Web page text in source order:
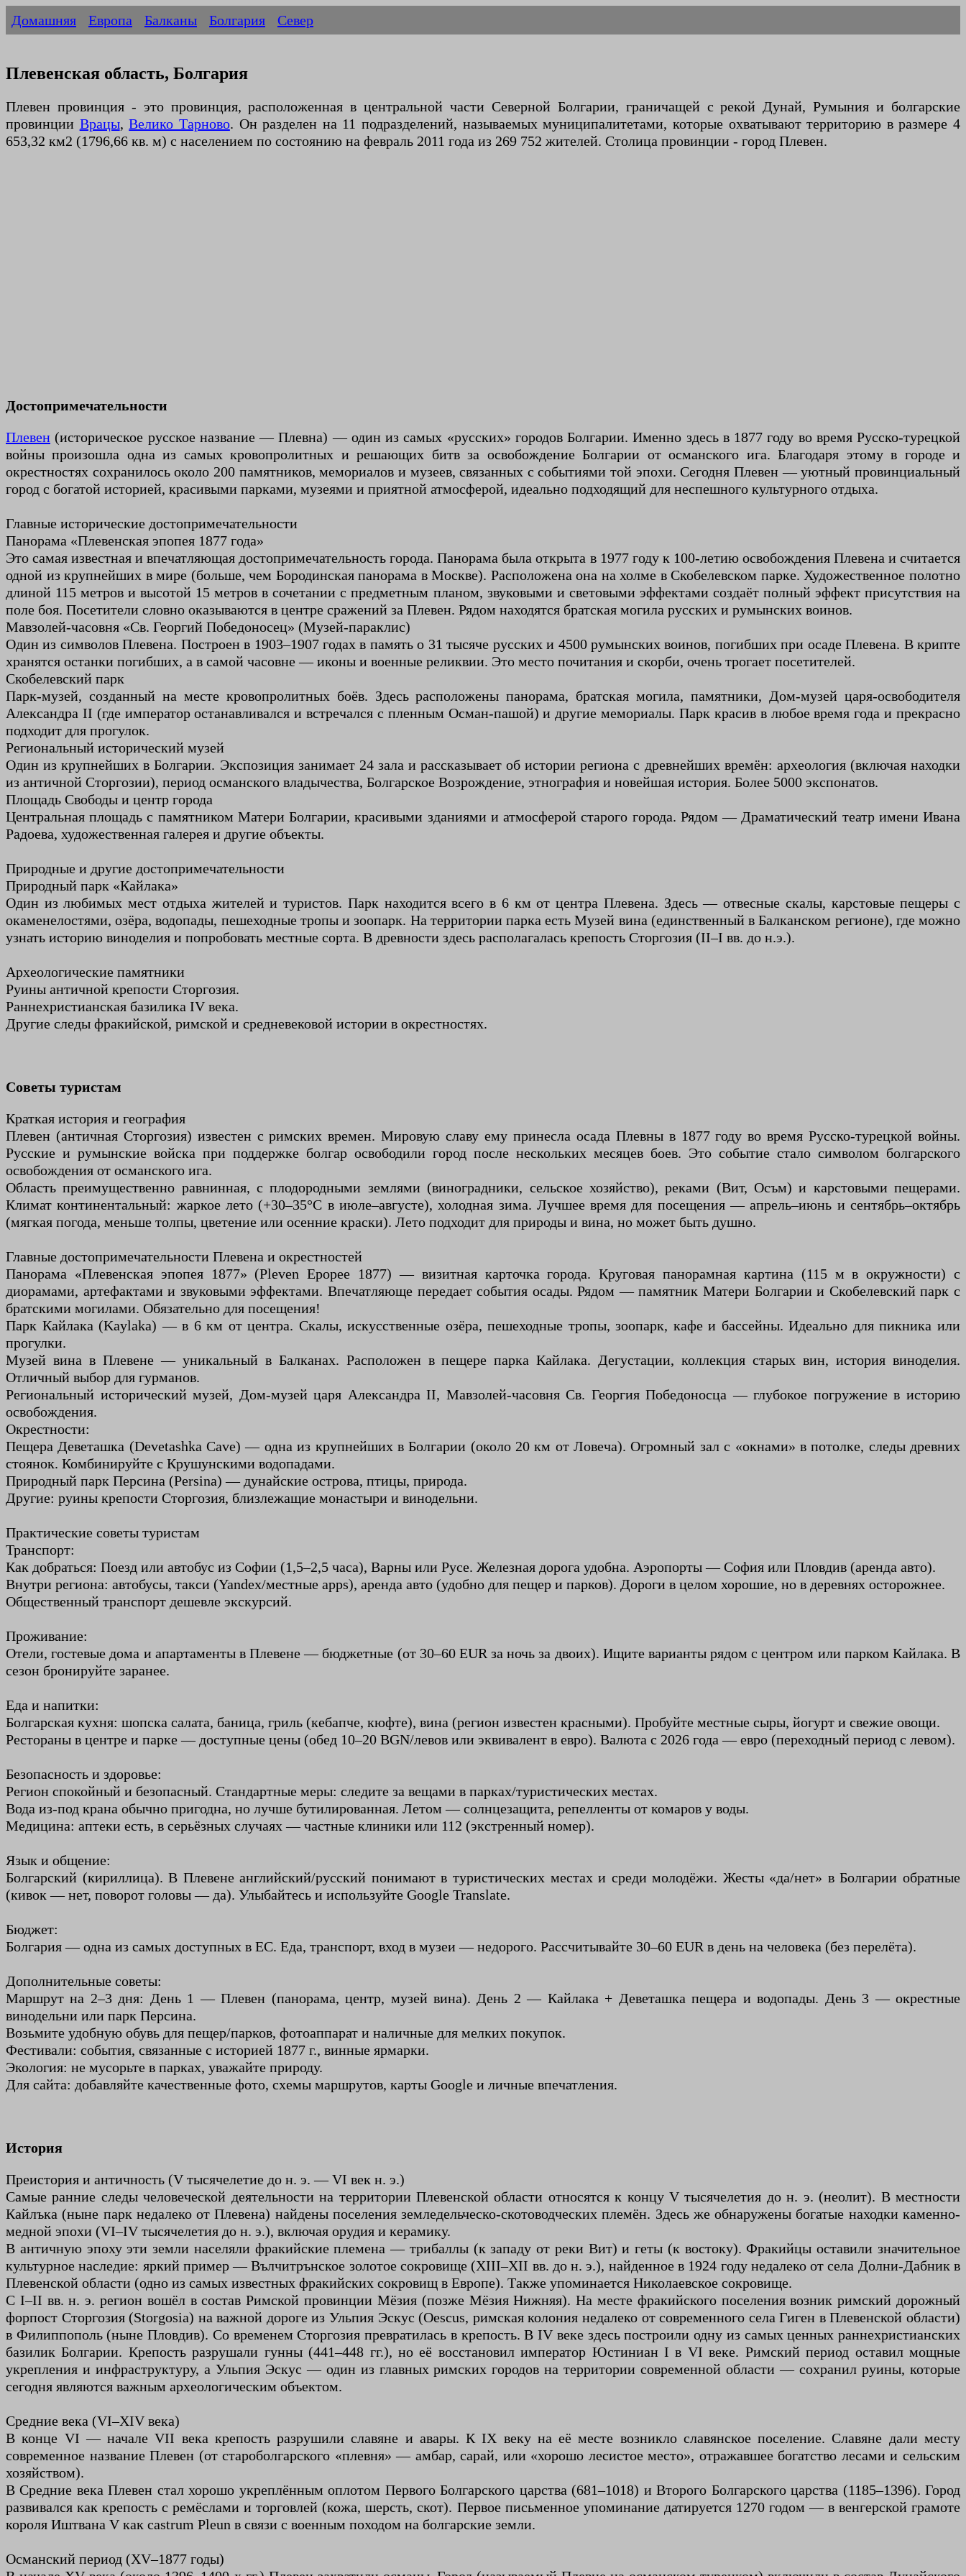
Домашняя Европа Балканы Болгария Север
Плевенская область, Болгария
Плевен провинция - это провинция, расположенная в центральной части Северной Болгарии, граничащей с рекой Дунай, Румыния и болгарские
провинции Врацы,Велико Тарново. Он разделен на 11 подразделений, называемых муниципалитетами, которые охватывают территорию в размере 4
653,32 км2 (1796,66 кв. м) с населением по состоянию на февраль 2011 года из 269 752 жителей. Столица провинции - город Плевен.
Достопримечательности
Плевен (историческое русское название — Плевна) — один из самых «русских» городов Болгарии. Именно здесь в 1877 году во время Русско-турецкой
войны произошла одна из самых кровопролитных и решающих битв за освобождение Болгарии от османского ига. Благодаря этому в городе и
окрестностях сохранилось около 200 памятников, мемориалов и музеев, связанных с событиями той эпохи. Сегодня Плевен — уютный провинциальный
город с богатой историей, красивыми парками, музеями и приятной атмосферой, идеально подходящий для неспешного культурного отдыха.
Главные исторические достопримечательности
Панорама «Плевенская эпопея 1877 года»
Это самая известная и впечатляющая достопримечательность города. Панорама была открыта в 1977 году к 100-летию освобождения Плевена и считается
одной из крупнейших в мире (больше, чем Бородинская панорама в Москве). Расположена она на холме в Скобелевском парке. Художественное полотно
длиной 115 метров и высотой 15 метров в сочетании с предметным планом, звуковыми и световыми эффектами создаёт полный эффект присутствия на
поле боя. Посетители словно оказываются в центре сражений за Плевен. Рядом находятся братская могила русских и румынских воинов.
Мавзолей-часовня «Св. Георгий Победоносец» (Музей-параклис)
Один из символов Плевена. Построен в 1903–1907 годах в память о 31 тысяче русских и 4500 румынских воинов, погибших при осаде Плевена. В крипте
хранятся останки погибших, а в самой часовне — иконы и военные реликвии. Это место почитания и скорби, очень трогает посетителей.
Скобелевский парк
Парк-музей, созданный на месте кровопролитных боёв. Здесь расположены панорама, братская могила, памятники, Дом-музей царя-освободителя
Александра II (где император останавливался и встречался с пленным Осман-пашой) и другие мемориалы. Парк красив в любое время года и прекрасно
подходит для прогулок.
Региональный исторический музей
Один из крупнейших в Болгарии. Экспозиция занимает 24 зала и рассказывает об истории региона с древнейших времён: археология (включая находки
из античной Сторгозии), период османского владычества, Болгарское Возрождение, этнография и новейшая история. Более 5000 экспонатов.
Площадь Свободы и центр города
Центральная площадь с памятником Матери Болгарии, красивыми зданиями и атмосферой старого города. Рядом — Драматический театр имени Ивана
Радоева, художественная галерея и другие объекты.
Природные и другие достопримечательности
Природный парк «Кайлака»
Один из любимых мест отдыха жителей и туристов. Парк находится всего в 6 км от центра Плевена. Здесь — отвесные скалы, карстовые пещеры с
окаменелостями, озёра, водопады, пешеходные тропы и зоопарк. На территории парка есть Музей вина (единственный в Балканском регионе), где можно
узнать историю виноделия и попробовать местные сорта. В древности здесь располагалась крепость Сторгозия (II–I вв. до н.э.).
Археологические памятники
Руины античной крепости Сторгозия.
Раннехристианская базилика IV века.
Другие следы фракийской, римской и средневековой истории в окрестностях.
Советы туристам
Краткая история и география
Плевен (античная Сторгозия) известен с римских времен. Мировую славу ему принесла осада Плевны в 1877 году во время Русско-турецкой войны.
Русские и румынские войска при поддержке болгар освободили город после нескольких месяцев боев. Это событие стало символом болгарского
освобождения от османского ига.
Область преимущественно равнинная, с плодородными землями (виноградники, сельское хозяйство), реками (Вит, Осъм) и карстовыми пещерами.
Климат континентальный: жаркое лето (+30–35°C в июле–августе), холодная зима. Лучшее время для посещения — апрель–июнь и сентябрь–октябрь
(мягкая погода, меньше толпы, цветение или осенние краски). Лето подходит для природы и вина, но может быть душно.
Главные достопримечательности Плевена и окрестностей
Панорама «Плевенская эпопея 1877» (Pleven Epopee 1877) — визитная карточка города. Круговая панорамная картина (115 м в окружности) с
диорамами, артефактами и звуковыми эффектами. Впечатляюще передает события осады. Рядом — памятник Матери Болгарии и Скобелевский парк с
братскими могилами. Обязательно для посещения!
Парк Кайлака (Kaylaka) — в 6 км от центра. Скалы, искусственные озёра, пешеходные тропы, зоопарк, кафе и бассейны. Идеально для пикника или
прогулки.
Музей вина в Плевене — уникальный в Балканах. Расположен в пещере парка Кайлака. Дегустации, коллекция старых вин, история виноделия.
Отличный выбор для гурманов.
Региональный исторический музей, Дом-музей царя Александра II, Мавзолей-часовня Св. Георгия Победоносца — глубокое погружение в историю
освобождения.
Окрестности:
Пещера Деветашка (Devetashka Cave) — одна из крупнейших в Болгарии (около 20 км от Ловеча). Огромный зал с «окнами» в потолке, следы древних
стоянок. Комбинируйте с Крушунскими водопадами.
Природный парк Персина (Persina) — дунайские острова, птицы, природа.
Другие: руины крепости Сторгозия, близлежащие монастыри и винодельни.
Практические советы туристам
Транспорт:
Как добраться: Поезд или автобус из Софии (1,5–2,5 часа), Варны или Русе. Железная дорога удобна. Аэропорты — София или Пловдив (аренда авто).
Внутри региона: автобусы, такси (Yandex/местные apps), аренда авто (удобно для пещер и парков). Дороги в целом хорошие, но в деревнях осторожнее.
Общественный транспорт дешевле экскурсий.
Проживание:
Отели, гостевые дома и апартаменты в Плевене — бюджетные (от 30–60 EUR за ночь за двоих). Ищите варианты рядом с центром или парком Кайлака. В
сезон бронируйте заранее.
Еда и напитки:
Болгарская кухня: шопска салата, баница, гриль (кебапче, кюфте), вина (регион известен красными). Пробуйте местные сыры, йогурт и свежие овощи.
Рестораны в центре и парке — доступные цены (обед 10–20 BGN/левов или эквивалент в евро). Валюта с 2026 года — евро (переходный период с левом).
Безопасность и здоровье:
Регион спокойный и безопасный. Стандартные меры: следите за вещами в парках/туристических местах.
Вода из-под крана обычно пригодна, но лучше бутилированная. Летом — солнцезащита, репелленты от комаров у воды.
Медицина: аптеки есть, в серьёзных случаях — частные клиники или 112 (экстренный номер).
Язык и общение:
Болгарский (кириллица). В Плевене английский/русский понимают в туристических местах и среди молодёжи. Жесты «да/нет» в Болгарии обратные
(кивок — нет, поворот головы — да). Улыбайтесь и используйте Google Translate.
Бюджет:
Болгария — одна из самых доступных в ЕС. Еда, транспорт, вход в музеи — недорого. Рассчитывайте 30–60 EUR в день на человека (без перелёта).
Дополнительные советы:
Маршрут на 2–3 дня: День 1 — Плевен (панорама, центр, музей вина). День 2 — Кайлака + Деветашка пещера и водопады. День 3 — окрестные
винодельни или парк Персина.
Возьмите удобную обувь для пещер/парков, фотоаппарат и наличные для мелких покупок.
Фестивали: события, связанные с историей 1877 г., винные ярмарки.
Экология: не мусорьте в парках, уважайте природу.
Для сайта: добавляйте качественные фото, схемы маршрутов, карты Google и личные впечатления.
История
Преистория и античность (V тысячелетие до н. э. — VI век н. э.)
Самые ранние следы человеческой деятельности на территории Плевенской области относятся к концу V тысячелетия до н. э. (неолит). В местности
Кайлъка (ныне парк недалеко от Плевена) найдены поселения земледельческо-скотоводческих племён. Здесь же обнаружены богатые находки каменно-
медной эпохи (VI–IV тысячелетия до н. э.), включая орудия и керамику.
В античную эпоху эти земли населяли фракийские племена — трибаллы (к западу от реки Вит) и геты (к востоку). Фракийцы оставили значительное
культурное наследие: яркий пример — Вълчитрънское золотое сокровище (XIII–XII вв. до н. э.), найденное в 1924 году недалеко от села Долни-Дабник в
Плевенской области (одно из самых известных фракийских сокровищ в Европе). Также упоминается Николаевское сокровище.
С I–II вв. н. э. регион вошёл в состав Римской провинции Мёзия (позже Мёзия Нижняя). На месте фракийского поселения возник римский дорожный
форпост Сторгозия (Storgosia) на важной дороге из Ульпия Эскус (Oescus, римская колония недалеко от современного села Гиген в Плевенской области)
в Филиппополь (ныне Пловдив). Со временем Сторгозия превратилась в крепость. В IV веке здесь построили одну из самых ценных раннехристианских
базилик Болгарии. Крепость разрушали гунны (441–448 гг.), но её восстановил император Юстиниан I в VI веке. Римский период оставил мощные
укрепления и инфраструктуру, а Ульпия Эскус — один из главных римских городов на территории современной области — сохранил руины, которые
сегодня являются важным археологическим объектом.
Средние века (VI–XIV века)
В конце VI — начале VII века крепость разрушили славяне и авары. К IX веку на её месте возникло славянское поселение. Славяне дали месту
современное название Плевен (от староболгарского «плевня» — амбар, сарай, или «хорошо лесистое место», отражавшее богатство лесами и сельским
хозяйством).
В Средние века Плевен стал хорошо укреплённым оплотом Первого Болгарского царства (681–1018) и Второго Болгарского царства (1185–1396). Город
развивался как крепость с ремёслами и торговлей (кожа, шерсть, скот). Первое письменное упоминание датируется 1270 годом — в венгерской грамоте
короля Иштвана V как castrum Pleun в связи с военным походом на болгарские земли.
Османский период (XV–1877 годы)